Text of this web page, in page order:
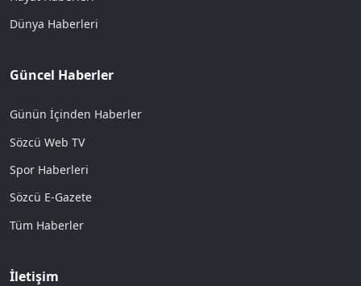
Dünya Haberleri
Güncel Haberler
Günün İçinden Haberler
Sözcü Web TV
Spor Haberleri
Sözcü E-Gazete
Tüm Haberler
İletişim